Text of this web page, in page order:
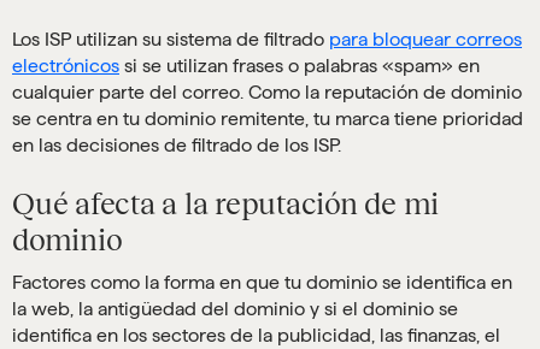
Los ISP utilizan su sistema de filtrado para bloquear correos
electrónicos si se utilizan frases o palabras «spam» en
cualquier parte del correo. Como la reputación de dominio
se centra en tu dominio remitente, tu marca tiene prioridad
en las decisiones de filtrado de los ISP.
Qué afecta a la reputación de mi
dominio
Factores como la forma en que tu dominio se identifica en
la web, la antigüedad del dominio y si el dominio se
identifica en los sectores de la publicidad, las finanzas, el